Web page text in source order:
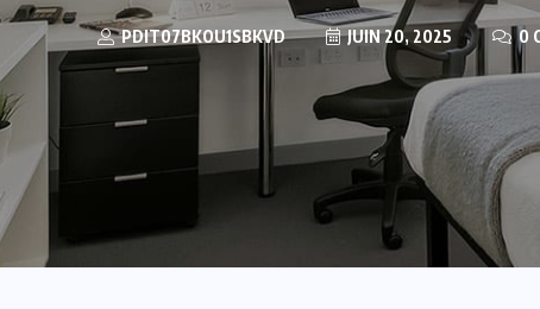
PDIT07BKOU1SBKVD JUIN 20, 2025 0